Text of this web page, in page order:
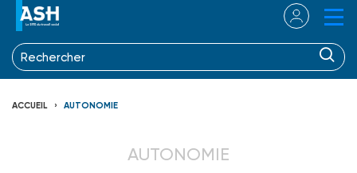
ACCUEIL AUTONOMIE
AUTONOMIE